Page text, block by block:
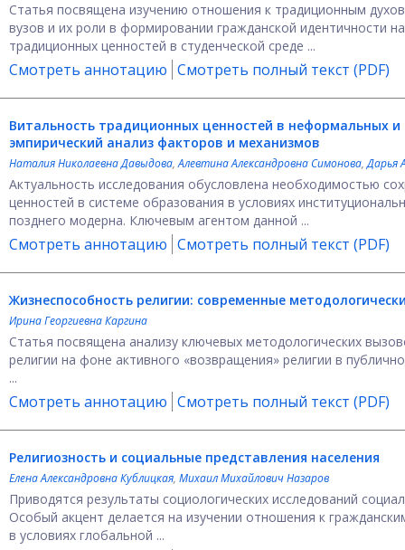
Статья посвящена изучению отношения к традиционным
вузов и их роли в формировании гражданской идентичности
традиционных ценностей в студенческой среде ...
Смотреть аннотацию Смотреть полный текст (PDF)
Витальность традиционных ценностей в неформальных
эмпирический анализ факторов и механизмов
Наталия Николаевна Давыдова,Алевтина Александровна Симонова,Дарья
Актуальность исследования обусловлена необходимостью
ценностей в системе образования в условиях
позднего модерна. Ключевым агентом данной ...
Смотреть аннотацию Смотреть полный текст (PDF)
Жизнеспособность религии: современные
Ирина Георгиевна Каргина
Статья посвящена анализу ключевых методологических
религии на фоне активного «возвращения» религии в
...
Смотреть аннотацию Смотреть полный текст (PDF)
Религиозность и социальные представления населения
Елена Александровна Кублицкая, Михаил Михайлович Назаров
Приводятся результаты социологических исследований
Особый акцент делается на изучении отношения к
в условиях глобальной ...